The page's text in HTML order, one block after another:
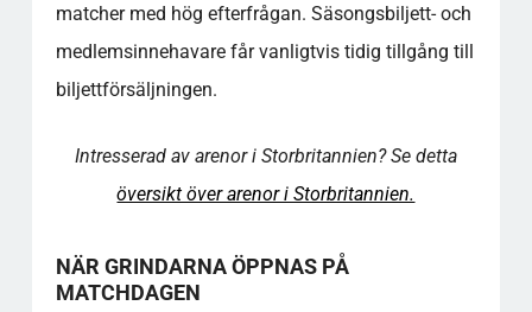
matcher med hög efterfrågan. Säsongsbiljett- och
medlemsinnehavare får vanligtvis tidig tillgång till
biljettförsäljningen.
Intresserad av arenor i Storbritannien? Se detta
översikt över arenor i Storbritannien.
NÄR GRINDARNA ÖPPNAS PÅ
MATCHDAGEN
Andra populära sånger
Medlemskapsförmåner och fasta platser
Faktaöversikt - Bra att veta
För mer djupgående information om detta
ger ytterligare insikter och förklaringar.
Var kan jag köpa matchbiljetter till Bramall
Lane?